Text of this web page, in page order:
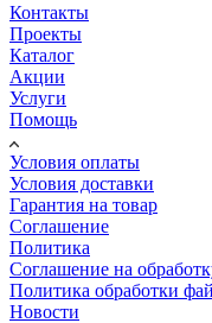
Контакты
Проекты
Каталог
Акции
Услуги
Помощь
Условия оплаты
Условия доставки
Гарантия на товар
Соглашение
Политика
Соглашение на
Политика обработки
Новости